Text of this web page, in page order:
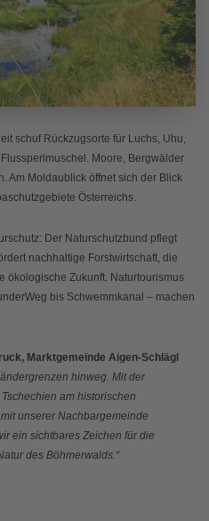
schuf Rückzugsorte für Luchs, Uhu,
Moore, Bergwälder
Am Moldaublick öffnet sich der Blick
Österreichs.
Der Naturschutzbund pflegt
nachhaltige Forstwirtschaft, die
ökologische Zukunft. Naturtourismus
bis Schwemmkanal – machen
Marktgemeinde Aigen-Schlägl
hinweg. Mit der
am historischen
unserer Nachbargemeinde
ein sichtbares Zeichen für die
des Böhmerwalds.“